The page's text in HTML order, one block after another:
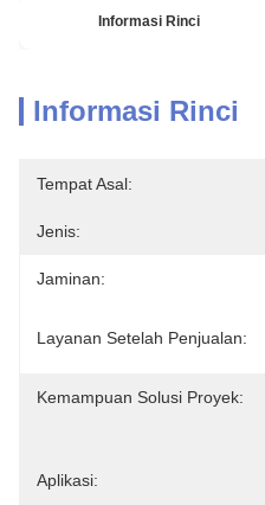
Informasi Rinci
Informasi Rinci
Tempat Asal:
Jenis:
Jaminan:
Layanan Setelah Penjualan:
Kemampuan Solusi Proyek:
Aplikasi: